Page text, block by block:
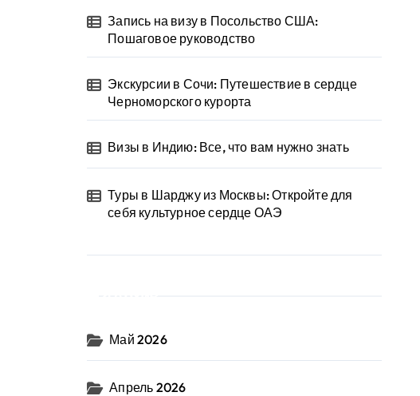
Запись на визу в Посольство США:
Пошаговое руководство
Экскурсии в Сочи: Путешествие в сердце
Черноморского курорта
Визы в Индию: Все, что вам нужно знать
Туры в Шарджу из Москвы: Откройте для
себя культурное сердце ОАЭ
Май 2026
Апрель 2026